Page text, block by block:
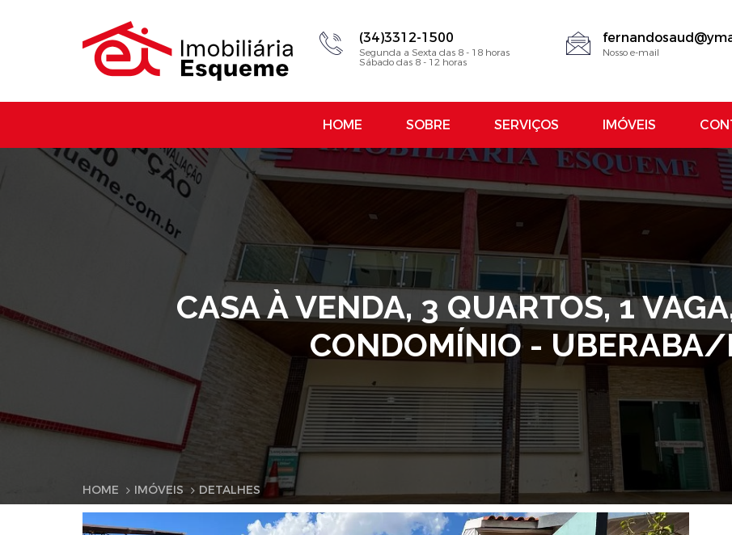
(34)3312-1500
Segunda a Sexta das 8 - 18 horas
Sábado das 8 - 12 horas
Nosso e-mail
HOME SOBRE SERVIÇOS IMÓVEIS
CASA À VENDA, 3 QUARTOS, 1
CONDOMÍNIO - UBERABA/
HOME IMÓVEIS DETALHES